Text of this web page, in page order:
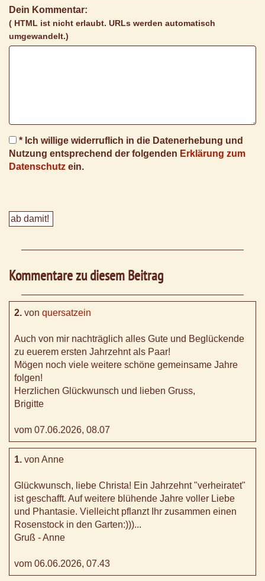
Dein Kommentar:
( HTML ist nicht erlaubt. URLs werden automatisch
umgewandelt.)
* Ich willige widerruflich in die Datenerhebung und
Nutzung entsprechend der folgenden Erklärung zum
Datenschutz ein.
Kommentare zu diesem Beitrag
2. von quersatzein
Auch von mir nachträglich alles Gute und Beglückende
zu euerem ersten Jahrzehnt als Paar!
Mögen noch viele weitere schöne gemeinsame Jahre
folgen!
Herzlichen Glückwunsch und lieben Gruss,
Brigitte
vom 07.06.2026, 08.07
1. von Anne
Glückwunsch, liebe Christa! Ein Jahrzehnt "verheiratet"
ist geschafft. Auf weitere blühende Jahre voller Liebe
und Phantasie. Vielleicht pflanzt Ihr zusammen einen
Rosenstock in den Garten:)))...
Gruß - Anne
vom 06.06.2026, 07.43